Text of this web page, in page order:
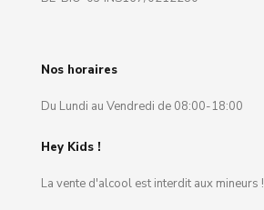
Nos horaires
Du Lundi au Vendredi de 08:00-18:00
Hey Kids !
La vente d'alcool est interdit aux mineurs !